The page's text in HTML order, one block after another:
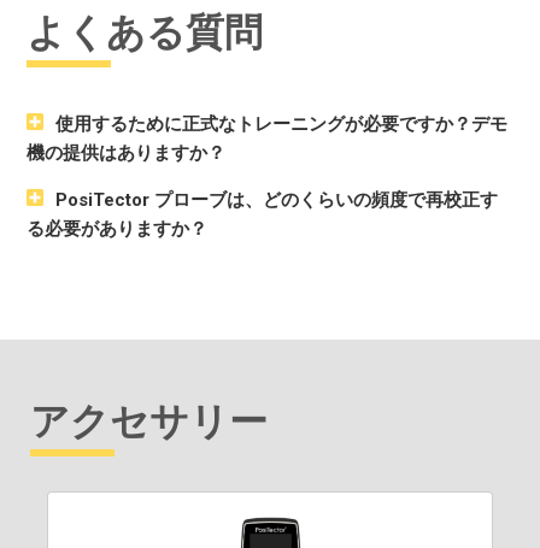
よくある質問
使用するために正式なトレーニングが必要ですか？デモ
機の提供はありますか？
PosiTector プローブは、どのくらいの頻度で再校正す
る必要がありますか？
アクセサリー